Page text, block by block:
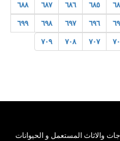
٦٨٥ ٦٨٦ ٦٨٧ ٦٨٨
٦٩٦ ٦٩٧ ٦٩٨ ٦٩٩
٧٠٧ ٧٠٨ ٧٠٩
والاثاث المستعمل و الحيوانات